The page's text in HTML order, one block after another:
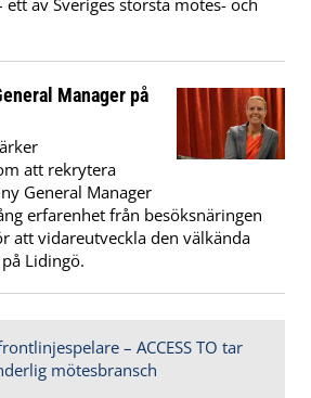
ett av Sveriges största mötes- och
Manager på
att rekrytera
General Manager
erfarenhet från besöksnäringen
att vidareutveckla den välkända
Lidingö.